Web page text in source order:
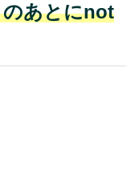
のあとにnot